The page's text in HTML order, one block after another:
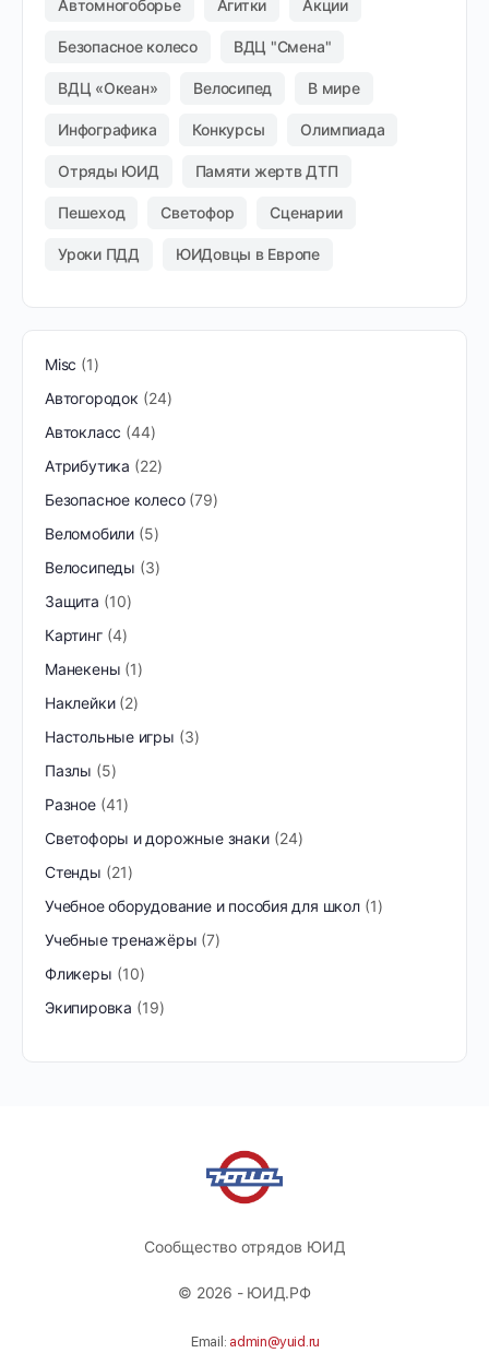
Автомногоборье Агитки Акции
Безопасное колесо ВДЦ "Смена"
ВДЦ «Океан» Велосипед В мире
Инфографика Конкурсы Олимпиада
Отряды ЮИД Памяти жертв ДТП
Пешеход Светофор Сценарии
Уроки ПДД ЮИДовцы в Европе
Misc
1
Автогородок
24
Автокласс 44
Атрибутика
22
Безопасное колесо 79
Веломобили 5
Велосипеды
3
Защита
10
Картинг 4
Манекены 1
Наклейки 2
Настольные игры
3
Пазлы
5
Разное 41
Светофоры и дорожные знаки
24
Стенды
21
Учебное оборудование и пособия для школ 1
Учебные тренажёры 7
Фликеры
10
Экипировка
19
Сообщество отрядов ЮИД
© 2026 - ЮИД.РФ
Email: admin@yuid.ru